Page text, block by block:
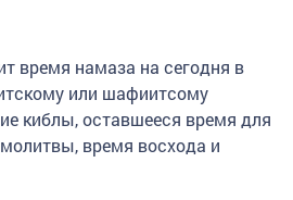
время намаза на сегодня в
или шафиитсому
киблы, оставшееся время для
время восхода и